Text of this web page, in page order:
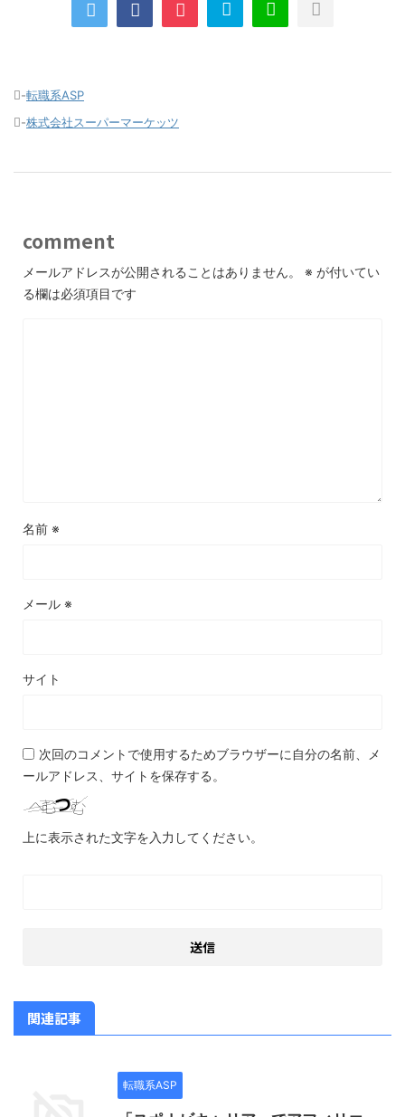
-転職系ASP
-株式会社スーパーマーケッツ
comment
メールアドレスが公開されることはありません。 ※ が付いてい
る欄は必須項目です
名前 ※
メール ※
サイト
次回のコメントで使用するためブラウザーに自分の名前、メ
ールアドレス、サイトを保存する。
上に表示された文字を入力してください。
関連記事
転職系ASP